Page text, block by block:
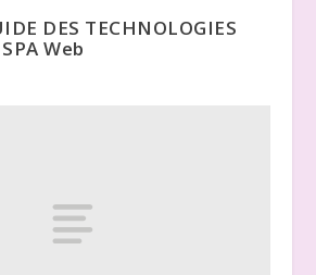
DES TECHNOLOGIES
Web